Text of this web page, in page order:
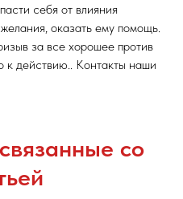
себя от влияния
оказать ему помощь.
за все хорошее против
к действию.. Контакты наши
со